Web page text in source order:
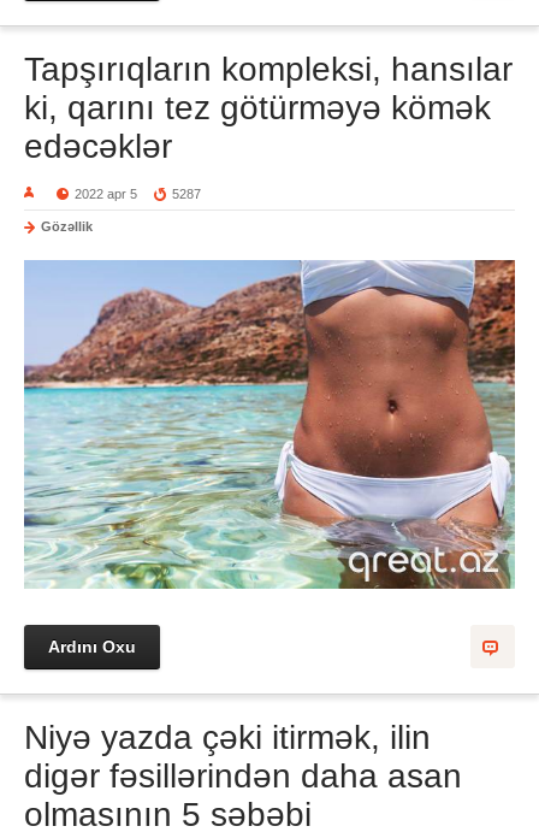
Tapşırıqların kompleksi, hansılar
ki, qarını tez götürməyə kömək
edəcəklər
2022 apr 5 5287
Gözəllik
Ardını Oxu
Niyə yazda çəki itirmək, ilin
digər fəsillərindən daha asan
olmasının 5 səbəbi